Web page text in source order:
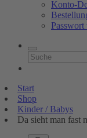
Konto-
Passwort
Start
Shop
Kinder / Babys
Da sieht man fast